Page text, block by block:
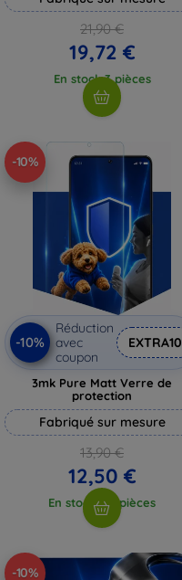
21,90 €
19,72 €
En stock 3 pièces
-10%
-10%
Réduction
avec
coupon
EXTRA10
3mk Pure Matt Verre de
protection
Fabriqué sur mesure
13,90 €
12,50 €
En stock > 5 pièces
-10%